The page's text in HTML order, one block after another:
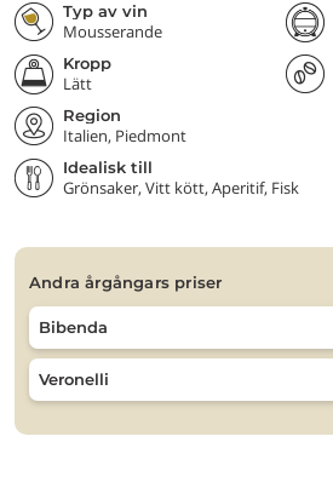
Typ av vin
Mousserande
Kropp
Lätt
Region
Italien, Piedmont
Idealisk till
Grönsaker, Vitt kött, Aperitif, Fisk
andra årgångars priser
Bibenda
Veronelli